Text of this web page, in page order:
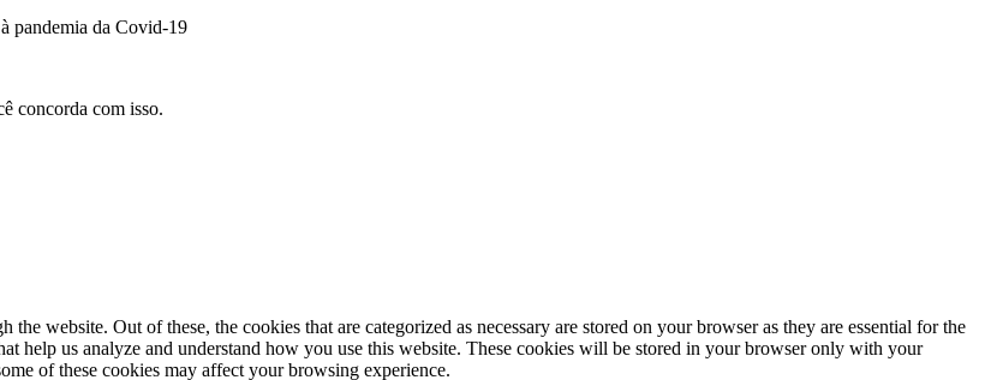
pandemia da Covid-19
concorda com isso.
website. Out of these, the cookies that are categorized as necessary are stored on your browser as they are essential for the
help us analyze and understand how you use this website. These cookies will be stored in your browser only with your
of these cookies may affect your browsing experience.